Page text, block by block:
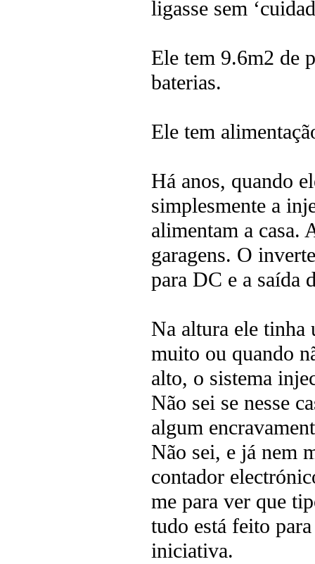
ligasse sem
Ele tem 9.6m2 de
baterias.
Ele tem
Há anos, quando
simplesmente a
alimentam a casa.
garagens. O
para DC e a saída
Na altura ele tinha
muito ou quando
alto, o sistema
Não sei se nesse
algum
Não sei, e já nem
contador
me para ver que
tudo está feito
iniciativa.